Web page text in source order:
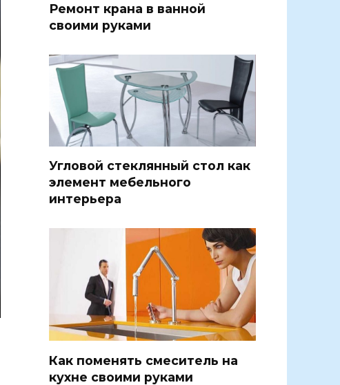
Ремонт крана в ванной
своими руками
Угловой стеклянный стол как
элемент мебельного
интерьера
Как поменять смеситель на
кухне своими руками